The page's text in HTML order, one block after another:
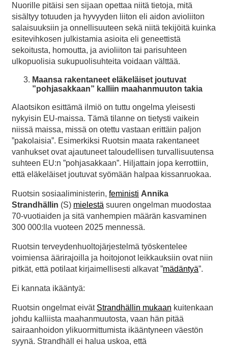
Nuorille pitäisi sen sijaan opettaa niitä tietoja, mitä
sisältyy totuuden ja hyvyyden liiton eli aidon avioliiton
salaisuuksiin ja onnellisuuteen sekä niitä tekijöitä kuinka
esitevihkosen julkistamia asioita eli geneettistä
sekoitusta, homoutta, ja avioliiton tai parisuhteen
ulkopuolisia sukupuolisuhteita voidaan välttää.
Maansa rakentaneet eläkeläiset joutuvat
”pohjasakkaan” kalliin maahanmuuton takia
Alaotsikon esittämä ilmiö on tuttu ongelma yleisesti
nykyisin EU-maissa. Tämä tilanne on tietysti vaikein
niissä maissa, missä on otettu vastaan erittäin paljon
”pakolaisia”. Esimerkiksi Ruotsin maata rakentaneet
vanhukset ovat ajautuneet taloudellisen turvallisuutensa
suhteen EU:n ”pohjasakkaan”. Hiljattain jopa kerrottiin,
että eläkeläiset joutuvat syömään halpaa kissanruokaa.
Ruotsin sosiaaliministerin, feministi Annika
Strandhällin (S) mielestä suuren ongelman muodostaa
70-vuotiaiden ja sitä vanhempien määrän kasvaminen
300 000:lla vuoteen 2025 mennessä.
Ruotsin terveydenhuoltojärjestelmä työskentelee
voimiensa äärirajoilla ja hoitojonot leikkauksiin ovat niin
pitkät, että potilaat kirjaimellisesti alkavat ”mädäntyä”.
Ei kannata ikääntyä:
Ruotsin ongelmat eivät Strandhällin mukaan kuitenkaan
johdu kalliista maahanmuutosta, vaan hän pitää
sairaanhoidon ylikuormittumista ikääntyneen väestön
syynä. Strandhäll ei halua uskoa, että